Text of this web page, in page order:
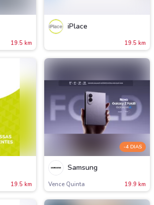
19.5 km
iPlace
19.5 km
19.5 km
-4 DIAS
Samsung
Vence Quinta 19.9 km